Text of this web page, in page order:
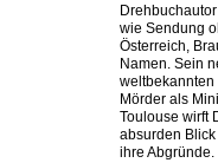
wie Sendung
Österreich,
Namen. Sein
weltbekannten
Mörder als
Toulouse wirft
absurden
ihre Abgründe.